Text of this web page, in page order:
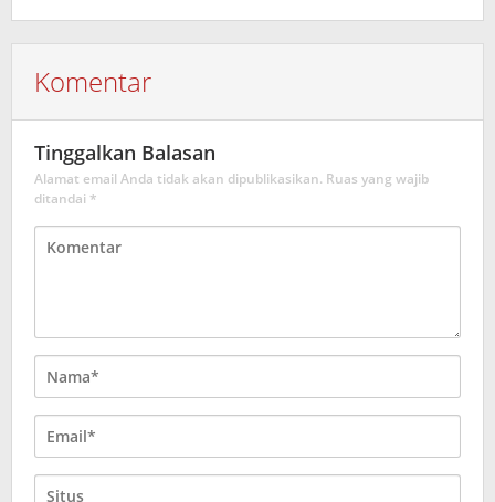
Komentar
Tinggalkan Balasan
Alamat email Anda tidak akan dipublikasikan. Ruas yang wajib
ditandai *